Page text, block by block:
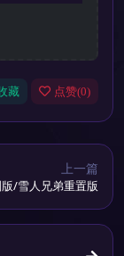
藏 点赞(0)
上一篇
/雪人兄弟重置版